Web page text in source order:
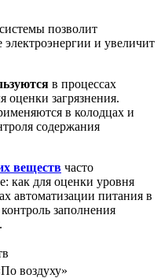
позволит
и увеличит
в процессах
оценки загрязнения.
в колодцах и
содержания
веществ часто
как для оценки уровня
автоматизации питания в
заполнения
воздуху»